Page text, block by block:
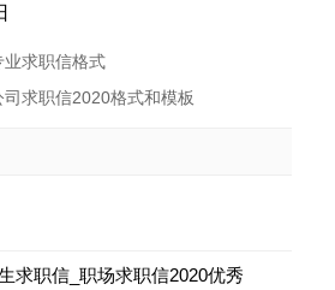
业求职信格式
求职信2020格式和模板
求职信_职场求职信2020优秀